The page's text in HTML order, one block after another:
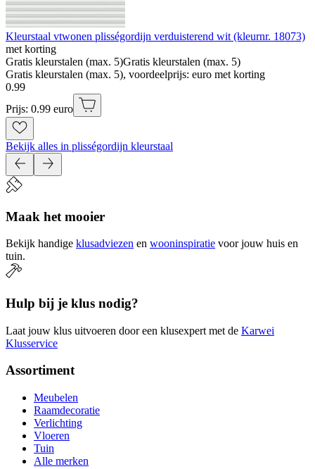
Kleurstaal vtwonen plisségordijn verduisterend wit (kleurnr. 18073)
met korting
Gratis kleurstalen (max. 5)Gratis kleurstalen (max. 5)
Gratis kleurstalen (max. 5), voordeelprijs: euro met korting
0.99
Prijs: 0.99 euro
Bekijk alles in plisségordijn kleurstaal
Maak het mooier
Bekijk handige klusadviezen en wooninspiratie voor jouw huis en
tuin.
Hulp bij je klus nodig?
Laat jouw klus uitvoeren door een klusexpert met de Karwei
Klusservice
Assortiment
Meubelen
Raamdecoratie
Verlichting
Vloeren
Tuin
Alle merken